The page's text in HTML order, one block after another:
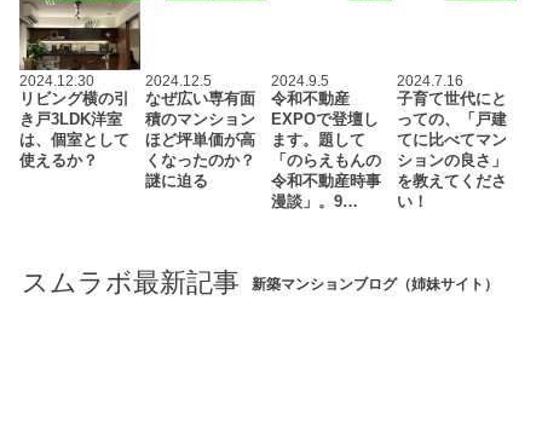
2024.12.30
リビング横の引
き戸3LDK洋室
は、個室として
使えるか？
2024.12.5
なぜ広い専有面
積のマンション
ほど坪単価が高
くなったのか？
謎に迫る
2024.9.5
令和不動産
EXPOで登壇し
ます。題して
「のらえもんの
令和不動産時事
漫談」。9…
2024.7.16
子育て世代にと
っての、「戸建
てに比べてマン
ションの良さ」
を教えてくださ
い！
スムラボ最新記事 新築マンションブログ（姉妹サイト）